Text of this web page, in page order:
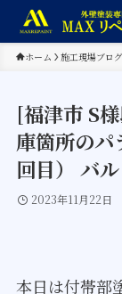
ホーム 施工現場ブログ
[福津市 S
庫箇所のパ
回目） バ
2023年11月22日
本日は付帯部